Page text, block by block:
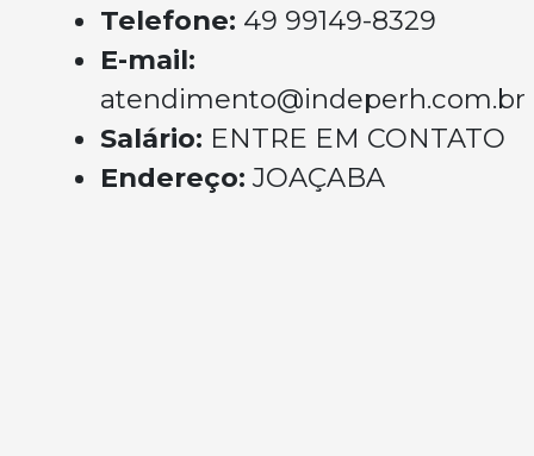
Telefone: 49 99149-8329
E-mail:
atendimento@indeperh.com.br
Salário: ENTRE EM CONTATO
Endereço: JOAÇABA